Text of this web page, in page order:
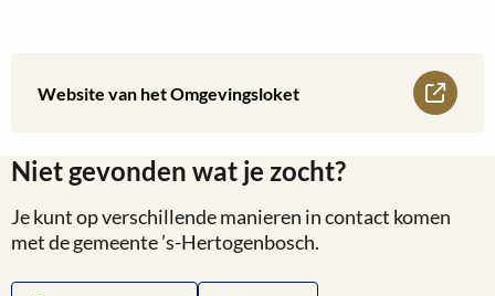
Website van het Omgevingsloket
Lees
over
Website
Niet gevonden wat je zocht?
Je kunt op verschillende manieren in contact komen
met de gemeente ’s-Hertogenbosch.